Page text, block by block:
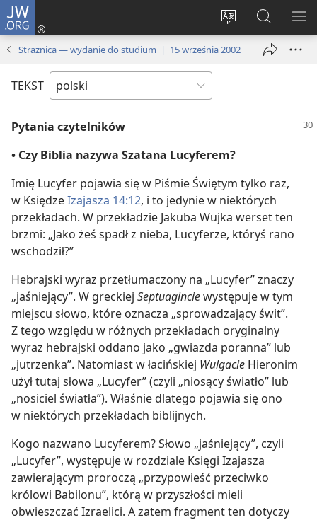
JW.ORG
Wybór
języka
Logowanie
(opens
new
Szukaj
na
JW.ORG
Strażnica — wydanie do studium | 15 września 2002
TEKST
Pytania czytelników
• Czy Biblia nazywa Szatana Lucyferem?
Imię Lucyfer pojawia się w Piśmie Świętym tylko raz,
w KsiędzeIzajasza 14:12, i to jedynie w niektórych
przekładach. W przekładzie Jakuba Wujka werset ten
brzmi: „Jako żeś spadł z nieba, Lucyferze, któryś rano
wschodził?”
Hebrajski wyraz przetłumaczony na „Lucyfer” znaczy
„jaśniejący”. W greckiej Septuaginciewystępuje w tym
miejscu słowo, które oznacza „sprowadzający świt”.
Z tego względu w różnych przekładach oryginalny
wyraz hebrajski oddano jako „gwiazda poranna” lub
„jutrzenka”. Natomiast w łacińskiej Wulgacie Hieronim
użył tutaj słowa „Lucyfer” (czyli „niosący światło” lub
„nosiciel światła”). Właśnie dlatego pojawia się ono
w niektórych przekładach biblijnych.
Kogo nazwano Lucyferem? Słowo „jaśniejący”, czyli
„Lucyfer”, występuje w rozdziale Księgi Izajasza
zawierającym proroczą „przypowieść przeciwko
królowi Babilonu”, którą w przyszłości mieli
obwieszczać Izraelici. A zatem fragment ten dotyczy